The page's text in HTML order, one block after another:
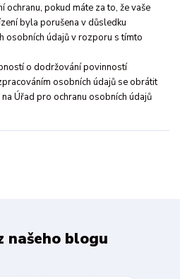
ochranu, pokud máte za to, že vaše
byla porušena v důsledku
osobních údajů v rozporu s tímto
o dodržování povinností
osobních údajů se obrátit
Úřad pro ochranu osobních údajů
našeho blogu